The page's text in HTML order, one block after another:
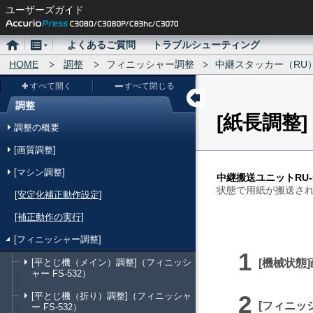
ユーザーズガイド
ホ
ー
メ
ニ
ュ
ー
よくあるご質問
トラブルシューティング
HOME
調整 フィニッシャー調整 中継スタッカー（RU
メ
ー
調整
すべて開く すべて閉じる
調整の概要
[画質調整]
[マシン調整]
[安定化補正動作設定]
[補正動作の実行]
[フィニッシャー調整]
[平とじ機（メイン）調整]（フィニッシ
ャー FS-532）
[平とじ機（折り）調整]（フィニッシャ
ー FS-532）
紙長調整
中継搬送ユニット
状態で用紙が搬送さ
機械状態
フィニッ